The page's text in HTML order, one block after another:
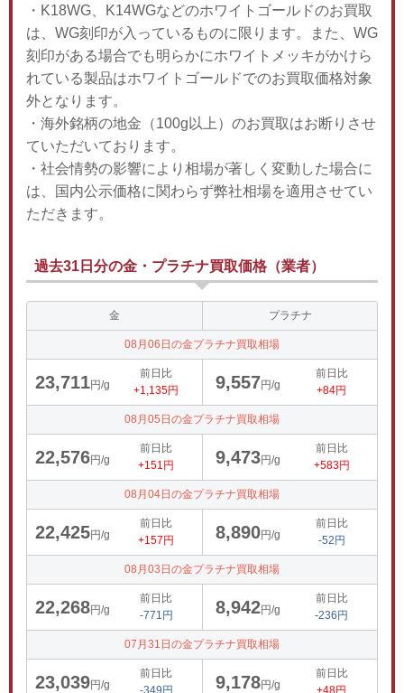
・K18WG、K14WGなどのホワイトゴールドのお買取
は、WG刻印が入っているものに限ります。また、WG
刻印がある場合でも明らかにホワイトメッキがかけら
れている製品はホワイトゴールドでのお買取価格対象
外となります。
・海外銘柄の地金（100g以上）のお買取はお断りさせ
ていただいております。
・社会情勢の影響により相場が著しく変動した場合に
は、国内公示価格に関わらず弊社相場を適用させてい
ただきます。
過去31日分の金・プラチナ買取価格（業者）
金 プラチナ
08月06日の金プラチナ買取相場
23,711円/g
前日比
+1,135円
9,557円/g
前日比
+84円
08月05日の金プラチナ買取相場
22,576円/g
前日比
+151円
9,473円/g
前日比
+583円
08月04日の金プラチナ買取相場
22,425円/g
前日比
+157円
8,890円/g
前日比
-52円
08月03日の金プラチナ買取相場
22,268円/g
前日比
-771円
8,942円/g
前日比
-236円
07月31日の金プラチナ買取相場
23,039円/g
前日比
-349円
9,178円/g
前日比
+48円